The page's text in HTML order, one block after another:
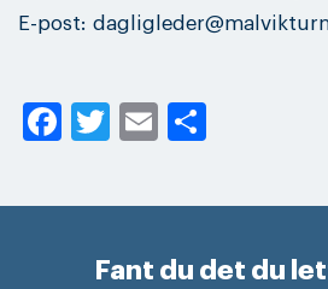
E-post:
Facebook
Twitter
Email
Fant du det du